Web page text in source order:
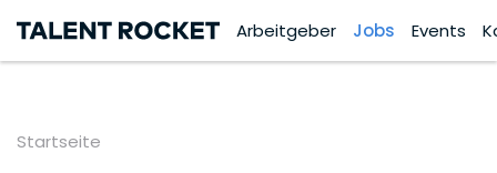
Arbeitgeber Jobs Events
Startseite